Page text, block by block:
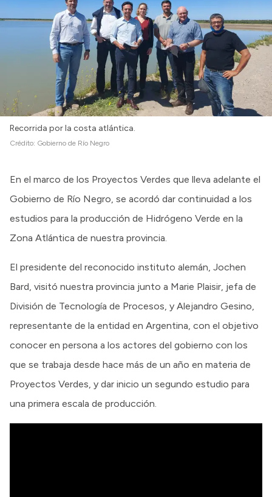
Consulta de pago a proveedores
Convocatorias
Intranet
Recorrida por la costa atlántica.
Crédito: Gobierno de Río Negro
En el marco de los Proyectos Verdes que lleva adelante el
Gobierno de Río Negro, se acordó dar continuidad a los
estudios para la producción de Hidrógeno Verde en la
Zona Atlántica de nuestra provincia.
El presidente del reconocido instituto alemán, Jochen
Bard, visitó nuestra provincia junto a Marie Plaisir, jefa de
División de Tecnología de Procesos, y Alejandro Gesino,
representante de la entidad en Argentina, con el objetivo
conocer en persona a los actores del gobierno con los
que se trabaja desde hace más de un año en materia de
Proyectos Verdes, y dar inicio un segundo estudio para
una primera escala de producción.